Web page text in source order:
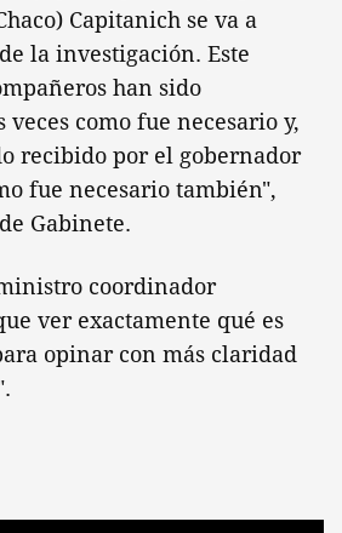
Capitanich se va a
la investigación. Este
han sido
veces como fue necesario y,
recibido por el gobernador
fue necesario también",
Gabinete.
coordinador
ver exactamente qué es
opinar con más claridad